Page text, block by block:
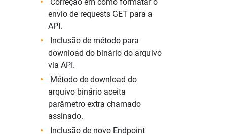
envio de requests GET para a
API.
Inclusão de método para
download do binário do arquivo
via API.
Método de download do
arquivo binário aceita
parâmetro extra chamado
assinado.
Inclusão de novo Endpoint